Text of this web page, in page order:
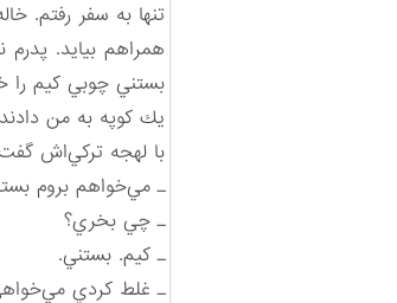
تنها به سفر رفتم.
همراهم بيايد.
بستني چوبي كيم را
يك كوپه به من
با لهجه تركي‌اش
ـ مي‌خواهم بروم
ـ چي بخري؟
ـ كيم. بستني.
ـ غلط كردي